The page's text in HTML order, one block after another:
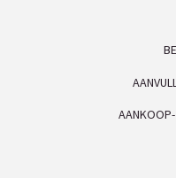
AANKOOP-